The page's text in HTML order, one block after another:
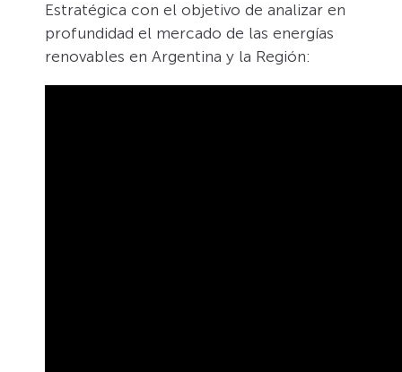
Estratégica con el objetivo de analizar en
profundidad el mercado de las energías
renovables en Argentina y la Región: